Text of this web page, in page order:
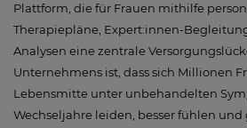
Plattform, die für Frauen mithilfe
Therapiepläne, Expert:innen-
Analysen eine zentrale
Unternehmens ist, dass sich Millionen
Lebensmitte unter unbehandelten
Wechseljahre leiden, besser fühlen und